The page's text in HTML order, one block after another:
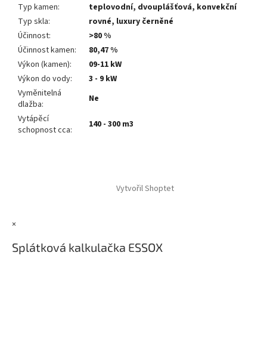
Typ kamen:
teplovodní, dvouplášťová, konvekční
Typ skla:
rovné, luxury černěné
Účinnost:
>80 %
Účinnost kamen:
80,47 %
Výkon (kamen):
09-11 kW
Výkon do vody:
3 - 9 kW
Vyměnitelná
dlažba:
Ne
Vytápěcí
schopnost cca: 140 - 300 m3
Vytvořil Shoptet
×
Splátková kalkulačka ESSOX